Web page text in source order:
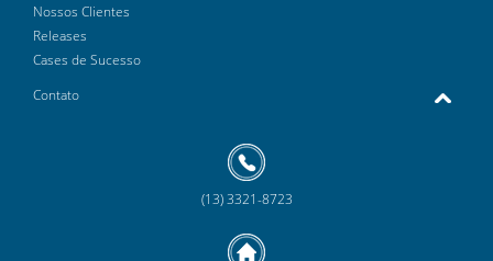
Nossos Clientes
Releases
Cases de Sucesso
Contato
(13) 3321-8723